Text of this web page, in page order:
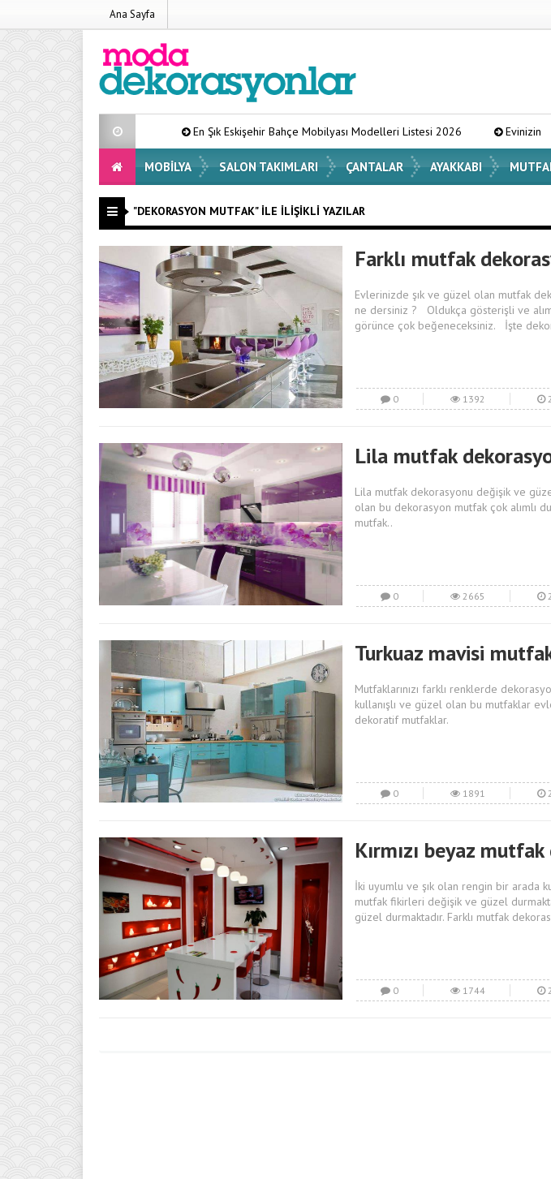
Ana Sayfa
En Şık Eskişehir Bahçe Mobilyası Modelleri Listesi 2026 Evinizin Atmosferini
MOBILYA SALON TAKIMLARI ÇANTALAR AYAKKABI
"DEKORASYON MUTFAK" ILE İLIŞIKLI YAZILAR
Farklı mutfak
Evlerinizde şık ve güzel olan mutfak
ne dersiniz ? Oldukça gösterişli ve
görünce çok beğeneceksiniz. İşte
0 1392
Lila mutfak
Lila mutfak dekorasyonu değişik ve
olan bu dekorasyon mutfak çok alımlı
mutfak..
0 2665
Turkuaz mavisi
Mutfaklarınızı farklı renklerde
kullanışlı ve güzel olan bu mutfaklar
dekoratif mutfaklar.
0 1891
Kırmızı beyaz
İki uyumlu ve şık olan rengin bir arada
mutfak fikirleri değişik ve güzel
güzel durmaktadır. Farklı mutfak
0 1744